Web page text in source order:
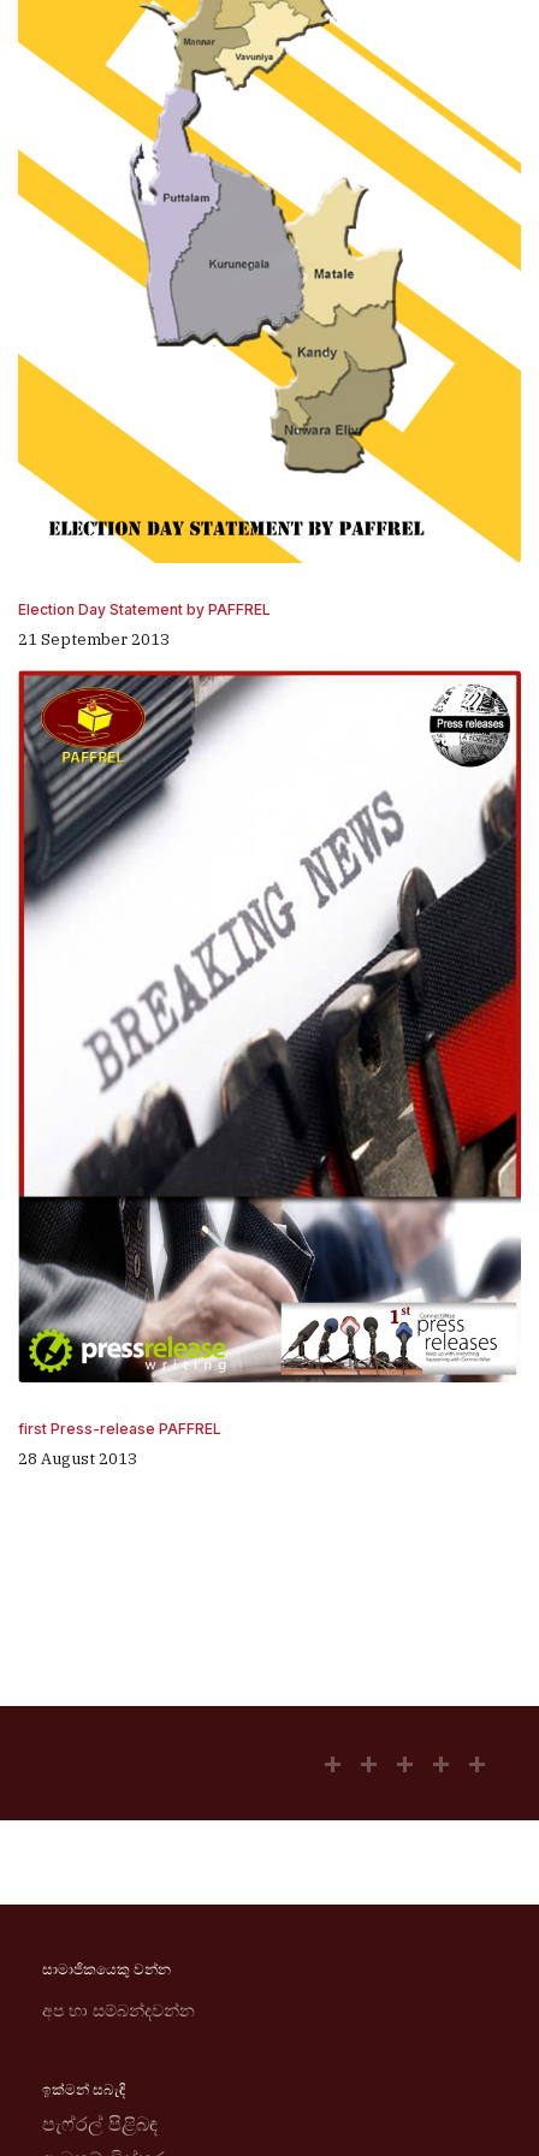
Election Day Statement by PAFFREL
21 September 2013
first Press-release PAFFREL
28 August 2013
සාමාජිකයෙකු වන්න
අප හා සම්බන්දවන්න
ඉක්මන් සබැඳි
පැෆ්රල් පිළිබඳ